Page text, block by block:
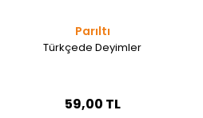
Parıltı
Türkçede Deyimler
59,00 TL